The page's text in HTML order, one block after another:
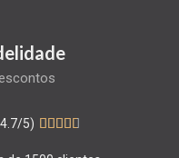
5)     